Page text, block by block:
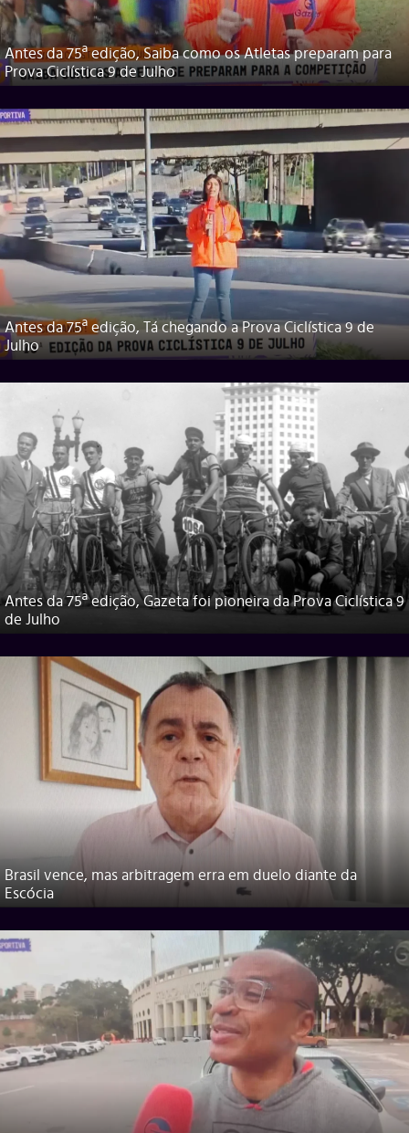
Antes da 75ª edição, Saiba como os Atletas preparam para
Prova Ciclística 9 de Julho
Antes da 75ª edição, Tá chegando a Prova Ciclística 9 de
Julho
Antes da 75ª edição, Gazeta foi pioneira da Prova Ciclística 9
de Julho
Brasil vence, mas arbitragem erra em duelo diante da
Escócia